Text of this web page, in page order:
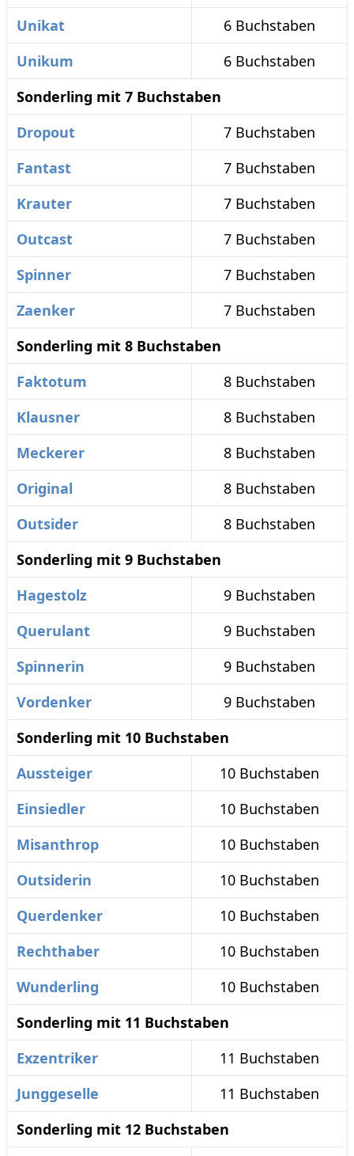
Unikat
6 Buchstaben
Unikum
6 Buchstaben
Sonderling mit 7 Buchstaben
Dropout
7 Buchstaben
Fantast
7 Buchstaben
Krauter
7 Buchstaben
Outcast
7 Buchstaben
Spinner
7 Buchstaben
Zaenker
7 Buchstaben
Sonderling mit 8 Buchstaben
Faktotum
8 Buchstaben
Klausner
8 Buchstaben
Meckerer
8 Buchstaben
Original
8 Buchstaben
Outsider
8 Buchstaben
Sonderling mit 9 Buchstaben
Hagestolz
9 Buchstaben
Querulant
9 Buchstaben
Spinnerin
9 Buchstaben
Vordenker
9 Buchstaben
Sonderling mit 10 Buchstaben
Aussteiger
10 Buchstaben
Einsiedler
10 Buchstaben
Misanthrop
10 Buchstaben
Outsiderin
10 Buchstaben
Querdenker
10 Buchstaben
Rechthaber
10 Buchstaben
Wunderling
10 Buchstaben
Sonderling mit 11 Buchstaben
Exzentriker
11 Buchstaben
Junggeselle
11 Buchstaben
Sonderling mit 12 Buchstaben